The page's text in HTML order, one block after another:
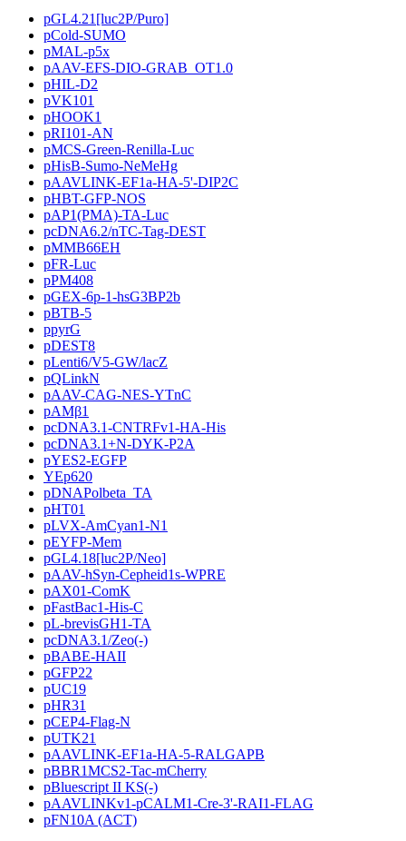
pGL4.21[luc2P/Puro]
pCold-SUMO
pMAL-p5x
pAAV-EFS-DIO-GRAB_OT1.0
pHIL-D2
pVK101
pHOOK1
pRI101-AN
pMCS-Green-Renilla-Luc
pHisB-Sumo-NeMeHg
pAAVLINK-EF1a-HA-5'-DIP2C
pHBT-GFP-NOS
pAP1(PMA)-TA-Luc
pcDNA6.2/nTC-Tag-DEST
pMMB66EH
pFR-Luc
pPM408
pGEX-6p-1-hsG3BP2b
pBTB-5
ppyrG
pDEST8
pLenti6/V5-GW/lacZ
pQLinkN
pAAV-CAG-NES-YTnC
pAMβ1
pcDNA3.1-CNTRFv1-HA-His
pcDNA3.1+N-DYK-P2A
pYES2-EGFP
YEp620
pDNAPolbeta_TA
pHT01
pLVX-AmCyan1-N1
pEYFP-Mem
pGL4.18[luc2P/Neo]
pAAV-hSyn-Cepheid1s-WPRE
pAX01-ComK
pFastBac1-His-C
pL-brevisGH1-TA
pcDNA3.1/Zeo(-)
pBABE-HAII
pGFP22
pUC19
pHR31
pCEP4-Flag-N
pUTK21
pAAVLINK-EF1a-HA-5-RALGAPB
pBBR1MCS2-Tac-mCherry
pBluescript II KS(-)
pAAVLINKv1-pCALM1-Cre-3'-RAI1-FLAG
pFN10A (ACT)